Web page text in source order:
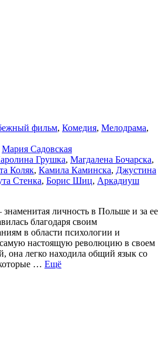
фильм, Комедия, Мелодрама,
Мария Садовская
Грушка, Магдалена Бочарска,
Коляк, Камила Каминска, Джустина
Стенка, Борис Шиц, Аркадиуш
личность в Польше и за ее
благодаря своим
в области психологии и
настоящую революцию в своем
она легко находила общий язык со
… Ещё